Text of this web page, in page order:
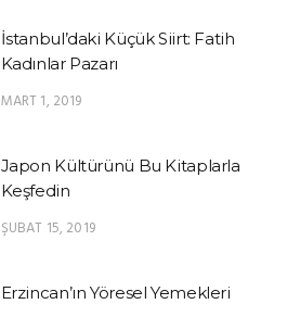
İstanbul’daki Küçük Siirt: Fatih
Kadınlar Pazarı
MART 1, 2019
Japon Kültürünü Bu Kitaplarla
Keşfedin
ŞUBAT 15, 2019
Erzincan’ın Yöresel Yemekleri